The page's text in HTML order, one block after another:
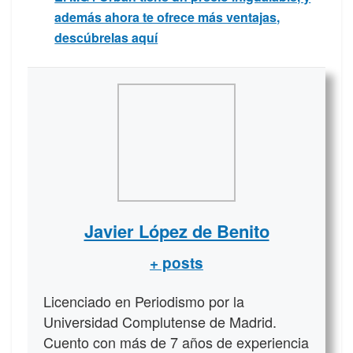
además ahora te ofrece más ventajas,
descúbrelas aquí
Javier López de Benito
+ posts
Licenciado en Periodismo por la
Universidad Complutense de Madrid.
Cuento con más de 7 años de experiencia